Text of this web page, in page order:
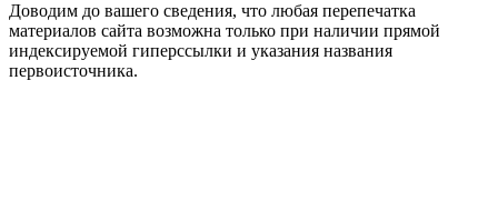
Доводим до вашего сведения, что любая перепечатка
материалов сайта возможна только при наличии прямой
индексируемой гиперссылки и указания названия
первоисточника.